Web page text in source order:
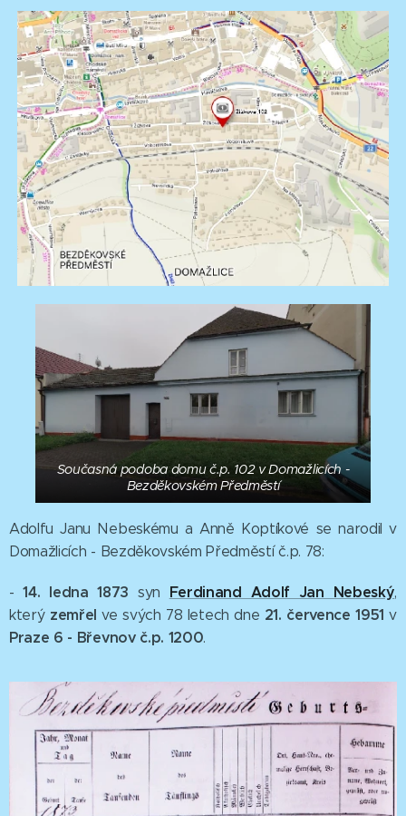
Současná podoba domu č.p. 102 v Domažlicích -
Bezděkovském Předměstí
Adolfu Janu Nebeskému a Anně Koptíkové se narodil v
Domažlicích - Bezděkovském Předměstí č.p. 78:
-14. ledna 1873 syn Ferdinand Adolf Jan Nebeský,
který zemřelve svých 78 letech dne 21. července 1951 v
Praze 6 - Břevnov č.p. 1200.